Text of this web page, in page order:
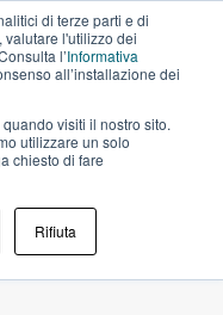
di terze parti e di
l'utilizzo dei
l’Informativa
all’installazione dei
visiti il ​​nostro sito.
utilizzare un solo
chiesto di fare
Rifiuta
UN FUNNEL
E-